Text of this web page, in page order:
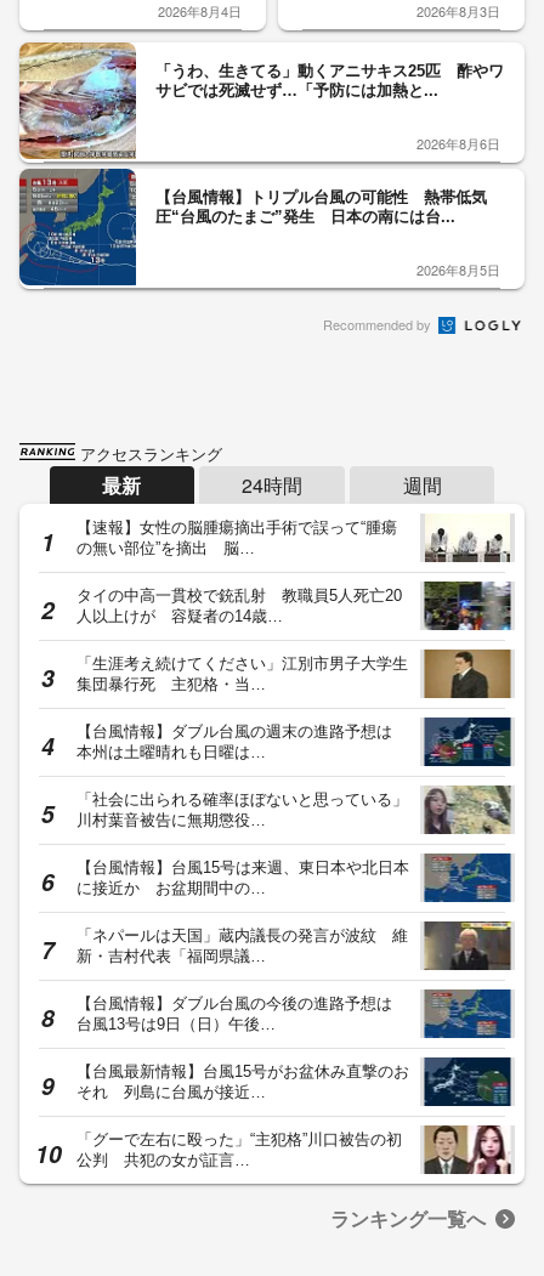
2026年8月4日 2026年8月3日
「うわ、生きてる」動くアニサキス25匹 酢やワ
サビでは死滅せず…「予防には加熱と...
2026年8月6日
【台風情報】トリプル台風の可能性 熱帯低気
圧“台風のたまご”発生 日本の南には台...
2026年8月5日
Recommended by
アクセスランキング
最新 24時間 週間
【速報】女性の脳腫瘍摘出手術で誤って“腫瘍
の無い部位”を摘出 脳…
タイの中高一貫校で銃乱射 教職員5人死亡20
人以上けが 容疑者の14歳…
「生涯考え続けてください」江別市男子大学生
集団暴行死 主犯格・当…
【台風情報】ダブル台風の週末の進路予想は
本州は土曜晴れも日曜は…
「社会に出られる確率ほぼないと思っている」
川村葉音被告に無期懲役…
【台風情報】台風15号は来週、東日本や北日本
に接近か お盆期間中の…
「ネパールは天国」蔵内議長の発言が波紋 維
新・吉村代表「福岡県議…
【台風情報】ダブル台風の今後の進路予想は
台風13号は9日（日）午後…
【台風最新情報】台風15号がお盆休み直撃のお
それ 列島に台風が接近…
「グーで左右に殴った」“主犯格”川口被告の初
公判 共犯の女が証言…
ランキング一覧へ